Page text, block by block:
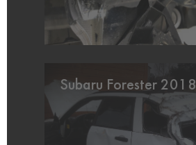
Subaru Forester 2018